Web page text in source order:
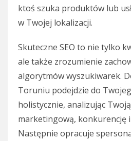
ktoś szuka produktów lub
w Twojej lokalizacji.
Skuteczne SEO to nie tylko
ale także zrozumienie
algorytmów wyszukiwarek.
Toruniu podejdzie do
holistycznie, analizując
marketingową, konkurencję
Następnie opracuje